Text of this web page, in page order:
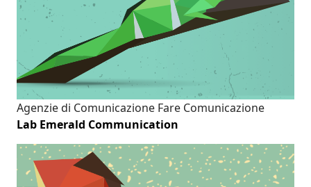
Agenzie di Comunicazione Fare Comunicazione
Lab Emerald Communication